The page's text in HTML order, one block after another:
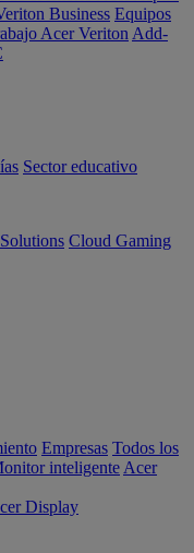
Business Equipos
Acer Veriton Add-
Sector educativo
Cloud Gaming
Empresas Todos los
inteligente Acer
Display